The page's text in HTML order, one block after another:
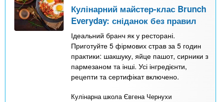
Кулінарний майстер-клас Brunch
Everyday: сніданок без правил
Ідеальний бранч як у ресторані.
Приготуйте 5 фірмових страв за 5 годин
практики: шакшуку, яйце пашот, сирники з
пармезаном та інші. Усі інгредієнти,
рецепти та сертифікат включено.
Кулінарна школа Євгена Чернухи